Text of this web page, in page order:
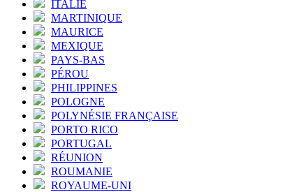
ITALIE
MARTINIQUE
MAURICE
MEXIQUE
PAYS-BAS
PÉROU
PHILIPPINES
POLOGNE
POLYNÉSIE FRANÇAISE
PORTO RICO
PORTUGAL
RÉUNION
ROUMANIE
ROYAUME-UNI